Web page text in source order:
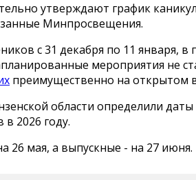
утверждают график
Минпросвещения.
с 31 декабря по 11 января, в
мероприятия не
преимущественно на открытом
области определили даты
2026 году.
26 мая, а выпускные - на 27 июня.